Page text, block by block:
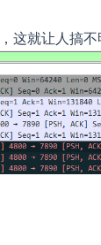
就让人搞不